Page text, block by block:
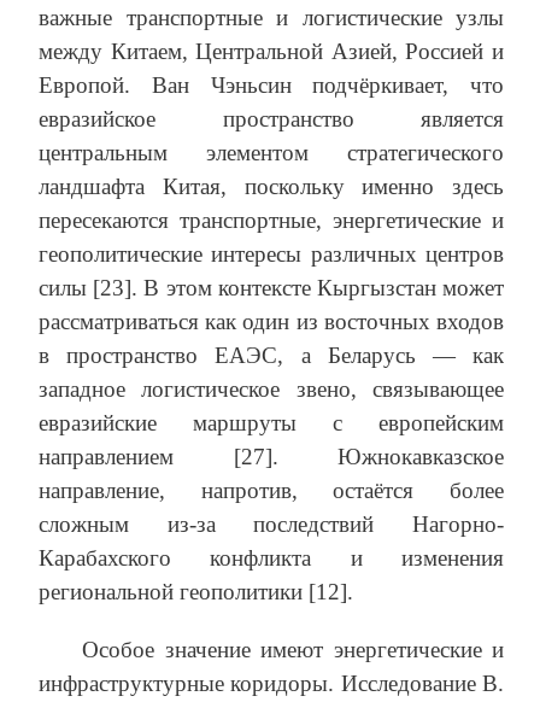
важные транспортные и логистические узлы
между Китаем, Центральной Азией, Россией и
Европой. Ван Чэньсин подчёркивает, что
евразийское пространство является
центральным элементом стратегического
ландшафта Китая, поскольку именно здесь
пересекаются транспортные, энергетические и
геополитические интересы различных центров
силы [23]. В этом контексте Кыргызстан может
рассматриваться как один из восточных входов
в пространство ЕАЭС, а Беларусь — как
западное логистическое звено, связывающее
евразийские маршруты с европейским
направлением [27]. Южнокавказское
направление, напротив, остаётся более
сложным из-за последствий Нагорно-
Карабахского конфликта и изменения
региональной геополитики [12].
Особое значение имеют энергетические и
инфраструктурные коридоры. Исследование В.